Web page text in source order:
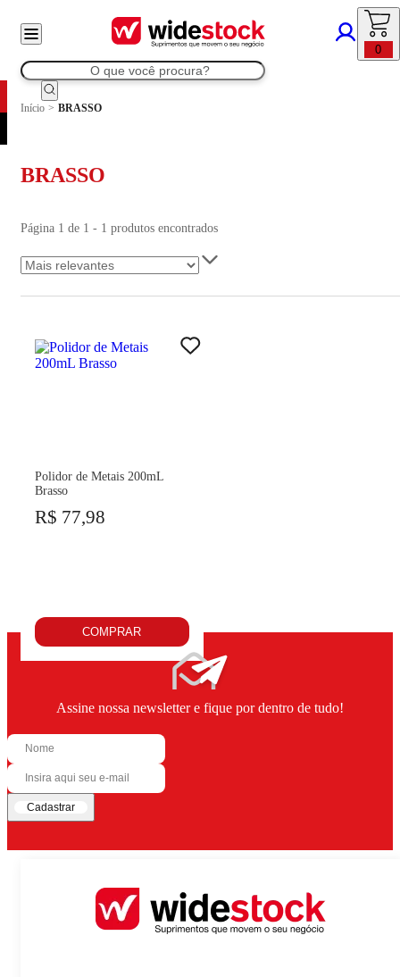
0
Início > BRASSO
BRASSO
Página 1 de 1 - 1 produtos encontrados
Polidor de Metais 200mL
Brasso
R$ 77,98
COMPRAR
Assine nossa newsletter e fique por dentro de tudo!
Cadastrar